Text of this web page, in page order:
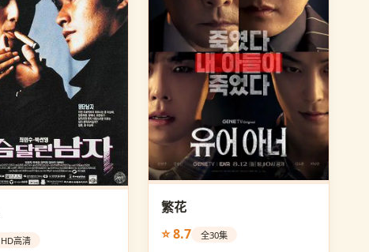
HD高清
繁花
⭐ 8.7
全30集